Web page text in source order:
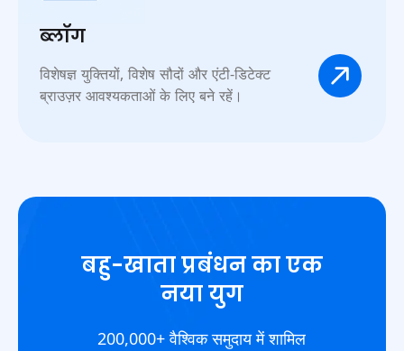
ब्लॉग
विशेषज्ञ युक्तियों, विशेष सौदों और एंटी-डिटेक्ट
ब्राउज़र आवश्यकताओं के लिए बने रहें।
बहु-खाता प्रबंधन का एक
नया युग
200,000+ वैश्विक समुदाय में शामिल